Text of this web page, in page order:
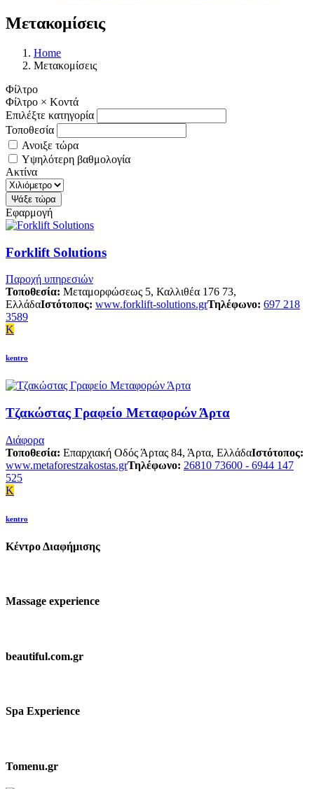
Μετακομίσεις
Home
Μετακομίσεις
Φίλτρο
Φίλτρο × Κοντά
Επιλέξτε κατηγορία
Τοποθεσία
Ανοιξε τώρα
Υψηλότερη βαθμολογία
Ακτίνα
Εφαρμογή
Forklift Solutions
Παροχή υπηρεσιών
Τοποθεσία: Μεταμορφώσεως 5, Καλλιθέα 176 73,
ΕλλάδαΙστότοπος: www.forklift-solutions.grΤηλέφωνο: 697 218
3589
K
kentro
Τζακώστας Γραφείο Μεταφορών Άρτα
Διάφορα
Τοποθεσία: Επαρχιακή Οδός Άρτας 84, Άρτα, ΕλλάδαΙστότοπος:
www.metaforestzakostas.grΤηλέφωνο: 26810 73600 - 6944 147
525
K
kentro
Κέντρο Διαφήμισης
Massage experience
beautiful.com.gr
Spa Experience
Tomenu.gr